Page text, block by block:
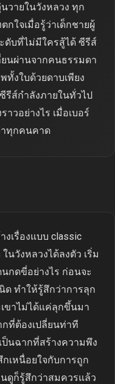
วายในวังหลวง ทุก
กใจเมื่อรู้ว่าเด็กชายผู้
ดับที่ไม่มีใครสู้ได้ ซีรีส์
นผ่านจากคนธรรมดา
งใบด้วยดาบเพียง
รีส์กำลังภายในทั่วไป
วอย่างไร เมื่อเบอร์
ทุกคนคาด
งเรื่องแบบ classic
นวังหลวงได้ลงตัว เริ่ม
กดขี่อย่างไร ก่อนจะ
ทำให้รู้สึกว่าการลุก
ขาไม่ได้แค่ลุกขึ้นมา
กที่ต้องเปลี่ยนท่าที
ป็นฉากที่สร้างความพึง
เหนื่อยใจกับการถูก
ดูก็รู้สึกว่าสมควรแล้ว